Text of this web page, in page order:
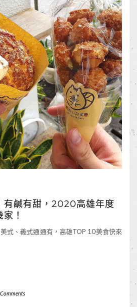
有鹹有甜，2020高雄年度
！
式、義式通通有，高雄TOP 10美食快來